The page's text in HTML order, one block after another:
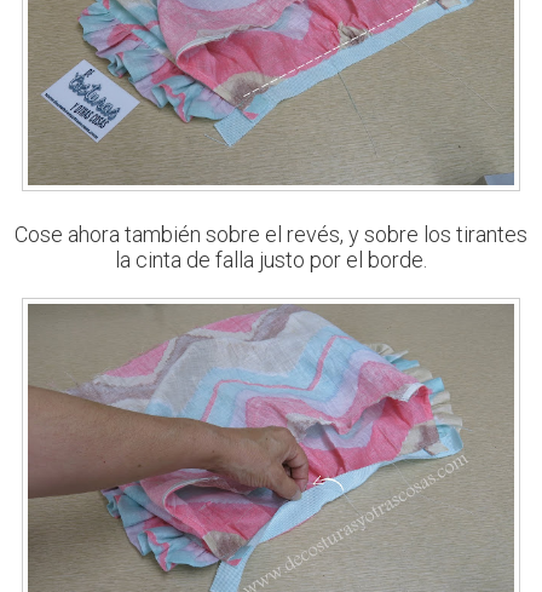
Cose ahora también sobre el revés, y sobre los tirantes
la cinta de falla justo por el borde.